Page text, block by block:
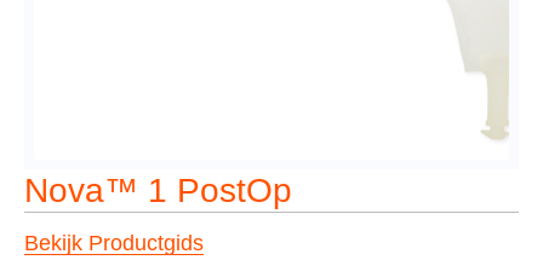
Nova™ 1 PostOp
Bekijk Productgids